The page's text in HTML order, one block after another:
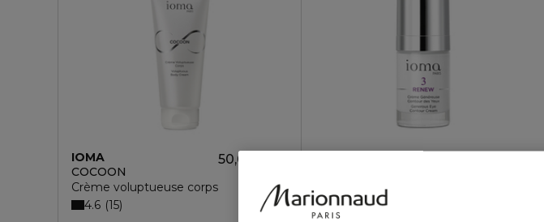
IOMA
COCOON
Crème voluptueuse corps
50,60 €
4.6 15
Crème généreuse contour des yeux
73,80 € 4.4